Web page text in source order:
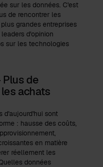
sur les données. C'est
de rencontrer les
grandes entreprises
d'opinion
sur les technologies
de
achats
d'aujourd'hui sont
: hausse des coûts,
en matière
réellement les
données